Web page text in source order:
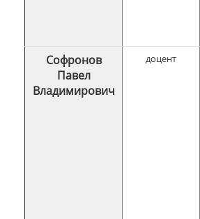
Софронов
Павел
Владимирович
доцент